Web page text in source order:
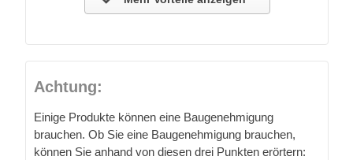
Achtung:
Einige Produkte können eine Baugenehmigung
brauchen. Ob Sie eine Baugenehmigung brauchen,
können Sie anhand von diesen drei Punkten erörtern: